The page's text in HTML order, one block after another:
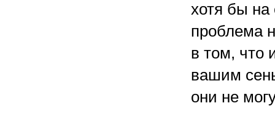
хотя бы на
проблема
в том, что
вашим
они не